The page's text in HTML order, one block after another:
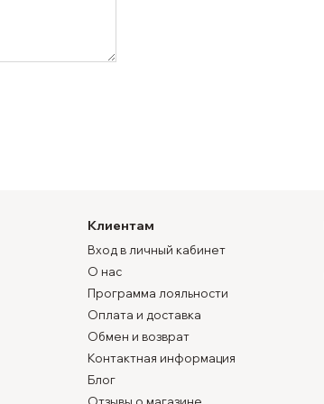
Клиентам
Вход в личный кабинет
О нас
Программа лояльности
Оплата и доставка
Обмен и возврат
Контактная информация
Блог